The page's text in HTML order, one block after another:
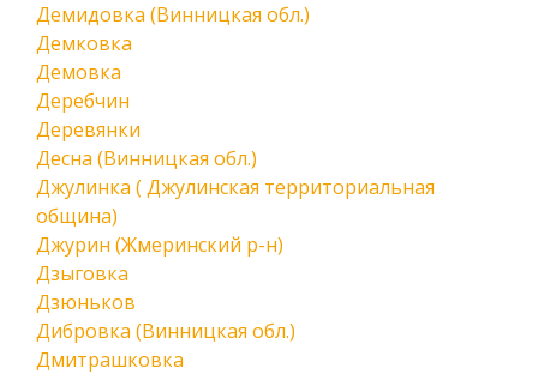
Демидовка (Винницкая обл.)
Демковка
Демовка
Деребчин
Деревянки
Десна (Винницкая обл.)
Джулинка ( Джулинская территориальная
община)
Джурин (Жмеринский р-н)
Дзыговка
Дзюньков
Дибровка (Винницкая обл.)
Дмитрашковка